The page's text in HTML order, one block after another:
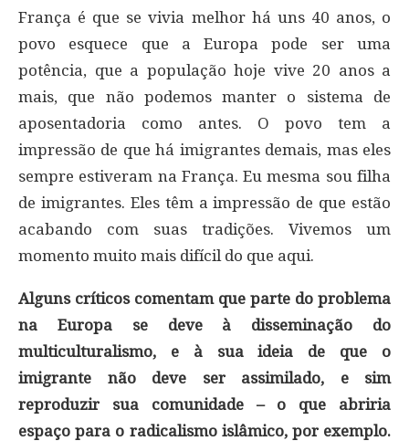
França é que se vivia melhor há uns 40 anos, o
povo esquece que a Europa pode ser uma
potência, que a população hoje vive 20 anos a
mais, que não podemos manter o sistema de
aposentadoria como antes. O povo tem a
impressão de que há imigrantes demais, mas eles
sempre estiveram na França. Eu mesma sou filha
de imigrantes. Eles têm a impressão de que estão
acabando com suas tradições. Vivemos um
momento muito mais difícil do que aqui.
Alguns críticos comentam que parte do problema
na Europa se deve à disseminação do
multiculturalismo, e à sua ideia de que o
imigrante não deve ser assimilado, e sim
reproduzir sua comunidade – o que abriria
espaço para o radicalismo islâmico, por exemplo.